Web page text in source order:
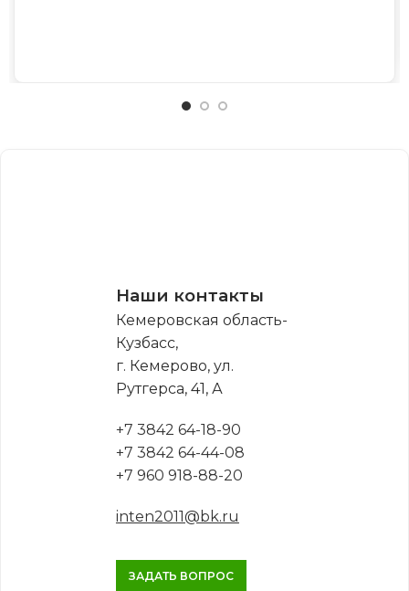
Наши контакты
Кемеровская область-
Кузбасс,
г. Кемерово, ул.
Рутгерса, 41, А
+7 3842 64-18-90
+7 3842 64-44-08
+7 960 918-88-20
inten2011@bk.ru
ЗАДАТЬ ВОПРОС